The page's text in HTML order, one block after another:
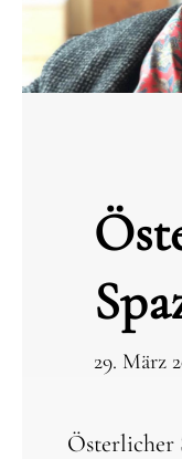
29. März
Österlicher